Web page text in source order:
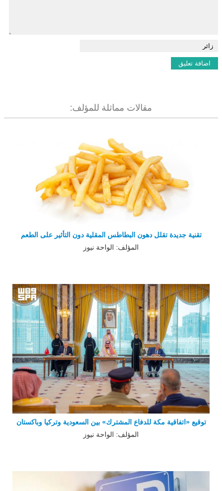
مقالات مماثلة للمؤلف:
تقنية جديدة تقلل دهون البطاطس المقلية دون التأثير على الطعم
المؤلف: الواحة نيوز
توقيع «اتفاقية مكة للدفاع المشترك» بين السعودية وتركيا وباكستان
المؤلف: الواحة نيوز